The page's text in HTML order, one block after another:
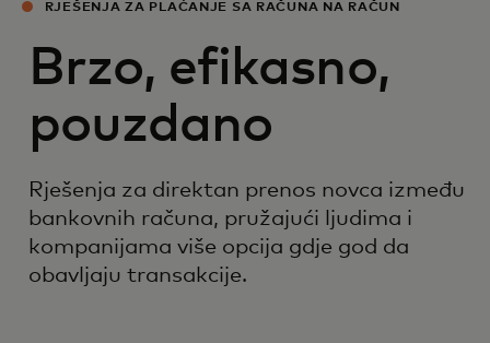
RJEŠENJA ZA PLAĆANJE SA RAČUNA NA RAČUN
Brzo, efikasno,
pouzdano
Rješenja za direktan prenos novca između
bankovnih računa, pružajući ljudima i
kompanijama više opcija gdje god da
obavljaju transakcije.